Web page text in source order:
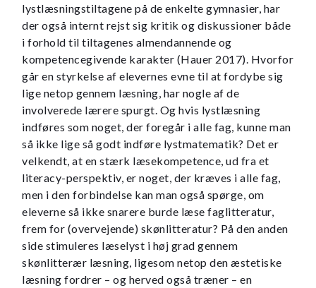
lystlæsningstiltagene på de enkelte gymnasier, har
der også internt rejst sig kritik og diskussioner både
i forhold til tiltagenes almendannende og
kompetencegivende karakter (Hauer 2017). Hvorfor
går en styrkelse af elevernes evne til at fordybe sig
lige netop gennem læsning, har nogle af de
involverede lærere spurgt. Og hvis lystlæsning
indføres som noget, der foregår i alle fag, kunne man
så ikke lige så godt indføre lystmatematik? Det er
velkendt, at en stærk læsekompetence, ud fra et
literacy-perspektiv, er noget, der kræves i alle fag,
men i den forbindelse kan man også spørge, om
eleverne så ikke snarere burde læse faglitteratur,
frem for (overvejende) skønlitteratur? På den anden
side stimuleres læselyst i høj grad gennem
skønlitterær læsning, ligesom netop den æstetiske
læsning fordrer – og herved også træner – en